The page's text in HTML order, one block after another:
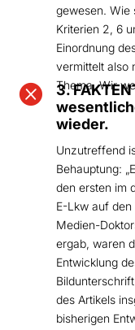
gewesen. Wie
Kriterien 2, 6
Einordnung
vermittelt also
Thema. Wir

3.
wieder.
Unzutreffend
Behauptung:
den ersten im
E-Lkw auf
Medien-
ergab, waren
Entwicklung
des Artikels
bisherigen